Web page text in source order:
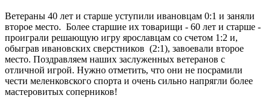
Ветераны 40 лет и старше уступили ивановцам 0:1 и заняли
второе место. Более старшие их товарищи - 60 лет и старше -
проиграли решающую игру ярославцам со счетом 1:2 и,
обыграв ивановских сверстников (2:1), завоевали второе
место. Поздравляем наших заслуженных ветеранов с
отличной игрой. Нужно отметить, что они не посрамили
чести меленковского спорта и очень сильно напрягли более
мастеровитых соперников!